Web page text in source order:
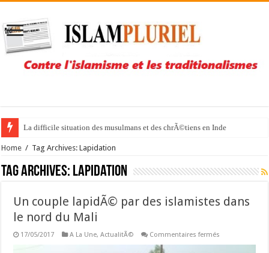
La difficile situation des musulmans et des chrÃ©tiens en Inde
Home / Tag Archives: Lapidation
Tag Archives: Lapidation
Un couple lapidÃ© par des islamistes dans
le nord du Mali
17/05/2017 A La Une,ActualitÃ© Commentaires fermés